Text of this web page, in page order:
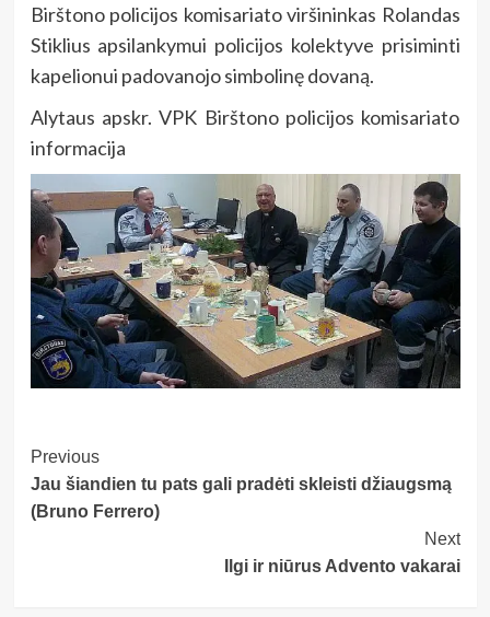
Birštono policijos komisariato viršininkas Rolandas
Stiklius apsilankymui policijos kolektyve prisiminti
kapelionui padovanojo simbolinę dovaną.
Alytaus apskr. VPK Birštono policijos komisariato
informacija
Post
Navigation
Previous
Jau šiandien tu pats gali pradėti skleisti džiaugsmą
(Bruno Ferrero)
Next
Ilgi ir niūrus Advento vakarai